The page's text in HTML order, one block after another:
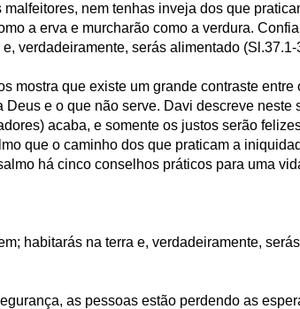
nem tenhas inveja dos que
a erva e murcharão como a verdura.
verdadeiramente, serás alimentado (Sl.37.1-
mostra que existe um grande contraste entre
Deus e o que não serve. Davi descreve neste
acaba, e somente os justos serão
que o caminho dos que praticam a
há cinco conselhos práticos para uma
habitarás na terra e, verdadeiramente,
as pessoas estão perdendo as